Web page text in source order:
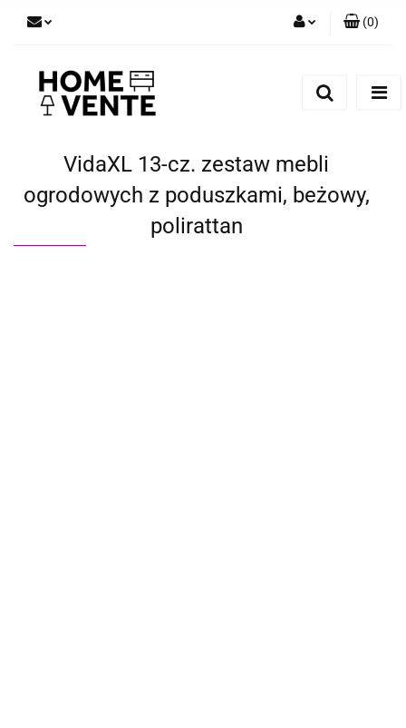
(0)
VidaXL 13-cz. zestaw mebli
ogrodowych z poduszkami, beżowy,
polirattan